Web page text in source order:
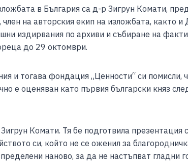
в България са д-р Зигрун Комати,
на авторския екип на изложбата, както
издирвания по архиви и събиране на
до 29 октомври.
и тогава фондация „Ценности“ си помисли,
е оценяван като първия български княз
Комати. Тя бе подготвила презентация
си, който не се оженил за
наново, за да не настъпват гладни